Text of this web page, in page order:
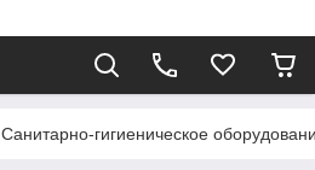
Санитарно-гигиеническое